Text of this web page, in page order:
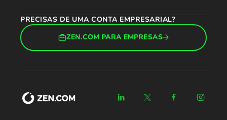
PRECISAS DE UMA CONTA EMPRESARIAL?
ZEN.COM PARA EMPRESAS